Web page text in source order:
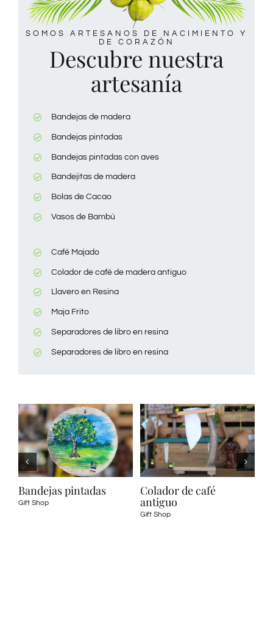
SOMOS ARTESANOS DE NACIMIENTO Y
DE CORAZÓN
Descubre nuestra
artesanía
Bandejas de madera
Bandejas pintadas
Bandejas pintadas con aves
Bandejitas de madera
Bolas de Cacao
Vasos de Bambú
Café Majado
Colador de café de madera antiguo
Llavero en Resina
Maja Frito
Separadores de libro en resina
Separadores de libro en resina
Colador de café
antiguo
Café Majado
Gift Shop